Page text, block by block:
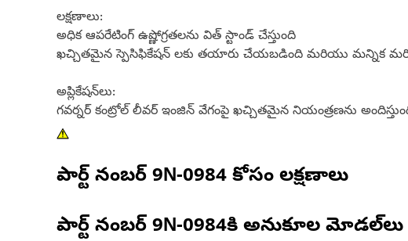
లక్షణాలు:
అధిక ఆపరేటింగ్ ఉష్ణోగ్రతలను విత్ స్టాండ్ చేస్తుంది
ఖచ్చితమైన స్పెసిఫికేషన్ లకు తయారు చేయబడింది మరియు మన్నిక
అప్లికేషన్‌లు:
గవర్నర్ కంట్రోల్ లీవర్ ఇంజిన్ వేగంపై ఖచ్చితమైన నియంత్రణను
పార్ట్ నంబర్ 9N-0984 కోసం లక్షణాలు
పార్ట్ నంబర్ 9N-0984కి అనుకూల మోడల్‌లు